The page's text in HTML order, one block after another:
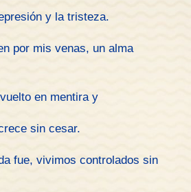
y la tristeza.
por mis venas, un alma
en mentira y
sin cesar.
fue, vivimos controlados sin